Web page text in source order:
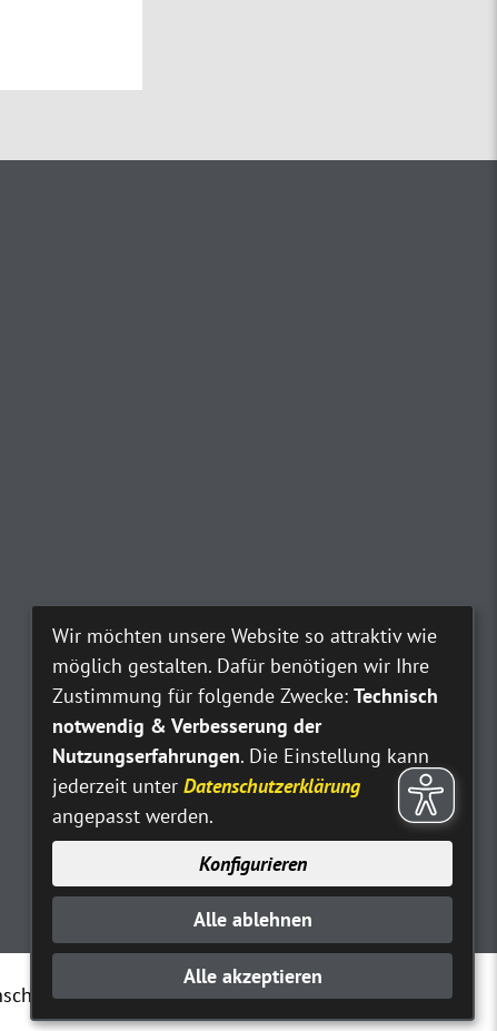
Erklärung zur Barrierefreiheit Kontakt
Wir möchten unsere Website so attraktiv wie
möglich gestalten. Dafür benötigen wir Ihre
Zustimmung für folgende Zwecke: Technisch
notwendig & Verbesserung der
Nutzungserfahrungen. Die Einstellung kann
jederzeit unter Datenschutzerklärung
angepasst werden.
Konfigurieren
Alle ablehnen
Alle akzeptieren